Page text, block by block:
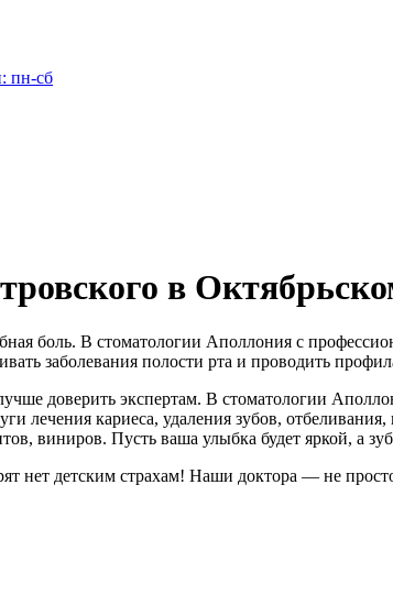
пн-сб
в
боль. В стоматологии Аполлония с
заболевания полости рта и проводить
доверить экспертам. В стоматологии
кариеса, удаления зубов,
виниров. Пусть ваша улыбка будет яркой, а
нет детским страхам! Наши доктора — не